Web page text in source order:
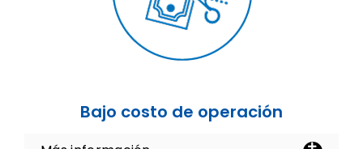
Bajo costo de operación